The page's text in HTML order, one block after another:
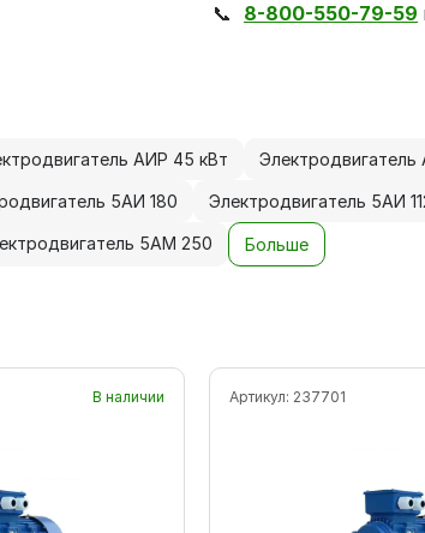
📞 8-800-550-79-59
АИР 45 кВт
5АИ 180 Электродвигатель 5АИ
5АМ 250 Больше
В наличии Артикул: 237701